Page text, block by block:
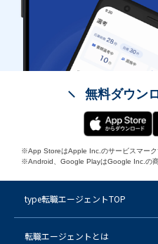
無料ダウン
※App StoreはApple Inc.のサービスマーク
※Android、Google PlayはGoogle Inc.の商
type転職エージェントTOP
転職エージェントとは